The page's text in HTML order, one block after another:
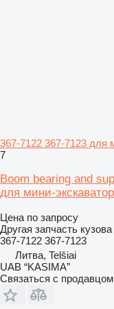
367-7122 367-7123 для
7
Boom bearing and
для мини-
Цена по запросу
Другая запчасть кузова
367-7122 367-7123
Литва, Telšiai
UAB “KASIMA”
Связаться с продавцом